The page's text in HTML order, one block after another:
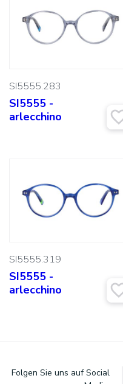
SI5555.283
SI5555 -
arlecchino
SI5555.319
SI5555 -
arlecchino
Folgen Sie uns auf Social